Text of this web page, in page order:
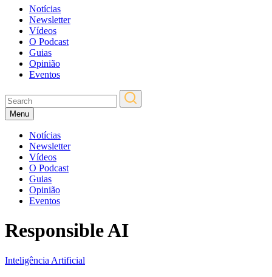
Notícias
Newsletter
Vídeos
O Podcast
Guias
Opinião
Eventos
Menu
Notícias
Newsletter
Vídeos
O Podcast
Guias
Opinião
Eventos
Responsible AI
Inteligência Artificial